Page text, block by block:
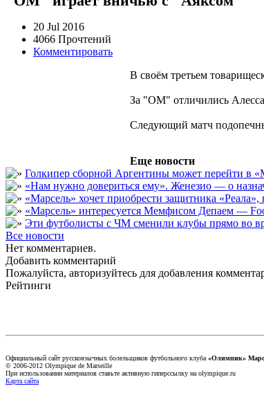
20 Jul 2016
4066 Прочтений
Комментировать
В своём третьем
За "ОМ" отличились
Следующий матч
Еще новости
Голкипер сборной Аргентины может перейти в
«Нам нужно довериться ему». Женезио — о
«Марсель» хочет приобрести защитника
«Марсель» интересуется Мемфисом Депаем —
Эти футболисты с ЧМ сменили клубы прямо во
Все новости
Нет комментариев.
Добавить комментарий
Пожалуйста, авторизуйтесь для добавления
Рейтинги
Официальный сайт русскоязычных болельщиков футбольного клуба «Олимпик»
© 2006-2012 Olympique de Marseille
При использовании материалов ставьте активную гиперссылку на olympique.ru
Карта сайта